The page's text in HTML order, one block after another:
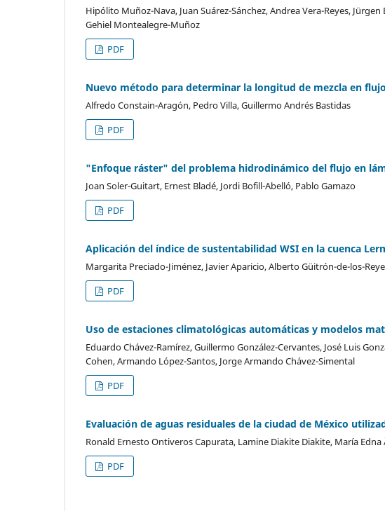
Hipólito Muñoz-Nava, Juan Suárez-Sánchez, Andrea Vera-Reyes,
Gehiel Montealegre-Muñoz
PDF
Nuevo método para determinar la longitud de mezcla en
Alfredo Constain-Aragón, Pedro Villa, Guillermo Andrés Bastidas
PDF
"Enfoque ráster" del problema hidrodinámico del flujo en
Joan Soler-Guitart, Ernest Bladé, Jordi Bofill-Abelló, Pablo Gamazo
PDF
Aplicación del índice de sustentabilidad WSI en la cuenca
Margarita Preciado-Jiménez, Javier Aparicio, Alberto Güitrón-de-los-
PDF
Uso de estaciones climatológicas automáticas y modelos
Eduardo Chávez-Ramírez, Guillermo González-Cervantes, José Luis
Cohen, Armando López-Santos, Jorge Armando Chávez-Simental
PDF
Evaluación de aguas residuales de la ciudad de México
Ronald Ernesto Ontiveros Capurata, Lamine Diakite Diakite, María Edna
PDF